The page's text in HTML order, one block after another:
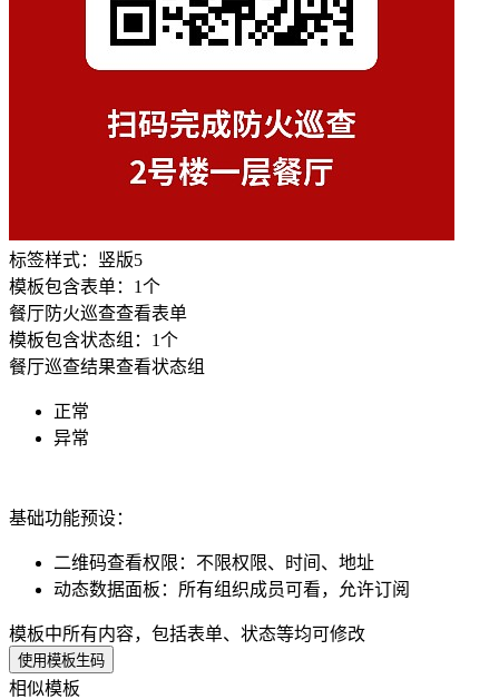
标签样式： 竖版5
模板包含表单： 1个
餐厅防火巡查查看表单
模板包含状态组： 1个
餐厅巡查结果查看状态组
正常
异常
基础功能预设：
二维码查看权限 ： 不限权限、时间、地址
动态数据面板 ： 所有组织成员可看，允许订阅
模板中所有内容，包括表单、状态等均可修改
使用模板生码
相似模板